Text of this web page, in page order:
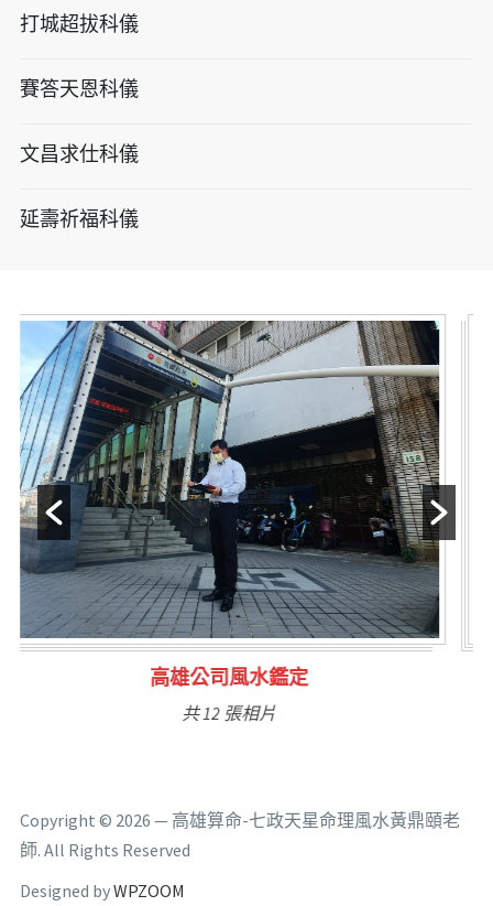
打城超拔科儀
賽答天恩科儀
文昌求仕科儀
延壽祈福科儀
林氏福主量子生基造命
共 6 張相片
Copyright © 2026 — 高雄算命-七政天星命理風水黃鼎頤老
師. All Rights Reserved
Designed byWPZOOM